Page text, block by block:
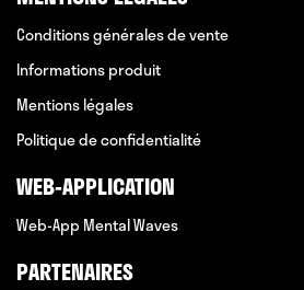
Conditions générales de vente
Informations produit
Mentions légales
Politique de confidentialité
WEB-APPLICATION
Web-App Mental Waves
PARTENAIRES